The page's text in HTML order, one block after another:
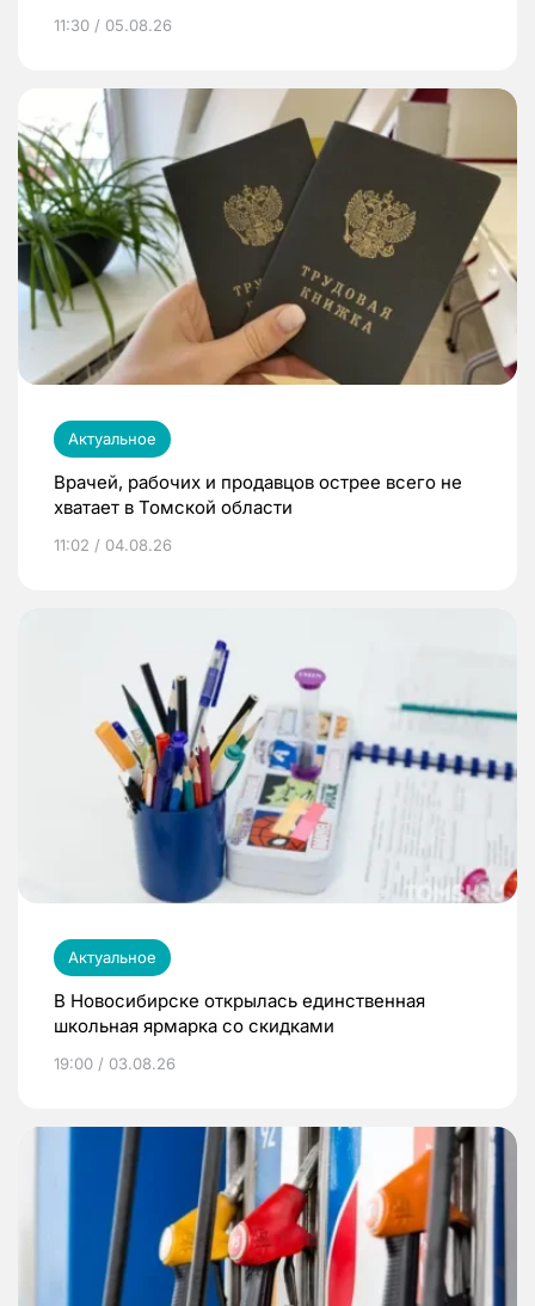
11:30 / 05.08.26
Актуальное
Врачей, рабочих и продавцов острее всего не
хватает в Томской области
11:02 / 04.08.26
Актуальное
В Новосибирске открылась единственная
школьная ярмарка со скидками
19:00 / 03.08.26